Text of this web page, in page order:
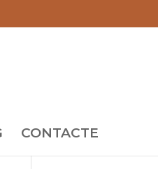
CONTACTE